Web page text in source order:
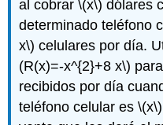
al cobrar\(x\) dólares
determinado teléfono
x\) celulares por día.
(R(x)=-x^{2}+8 x\)
recibidos por día
teléfono celular es\(x\)